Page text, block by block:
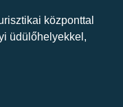
központtal
üdülőhelyekkel,